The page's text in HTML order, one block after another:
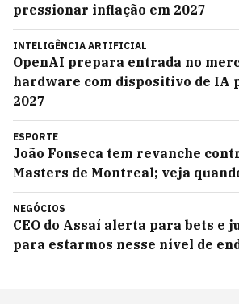
pressionar inflação em 2027
INTELIGÊNCIA ARTIFICIAL
OpenAI prepara entrada no
hardware com dispositivo de IA
2027
ESPORTE
João Fonseca tem revanche
Masters de Montreal; veja
NEGÓCIOS
CEO do Assaí alerta para bets e
para estarmos nesse nível de